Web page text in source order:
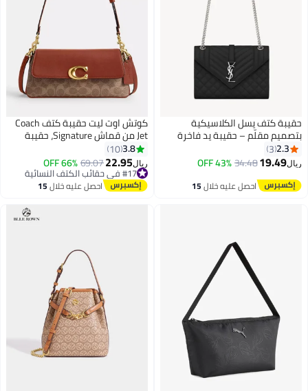
3
حقيبة كتف يسل الكلاسيكية
بتصميم مقلّم – حقيبة يد فاخرة
بسلسلة للنساء – حقيبة أنيقة
للاستخدام اليومي والمكتب والسفر
2.3
3
ريال19.49
34.48
43% OFF
احصل عليه خلال15
كوتش اوت ليت حقيبة كتف Coach
Jet من قماش Signature، حقيبة
كروس نسائية، حقيبة يد نسائية،
حقيبة سفر نسائية، 25 سم - بني
3.8
10
ريال22.95
69.07
66% OFF #17 في حقائب الكتف النسائية
تم بيع +10 مؤخرًا
#17 في حقائب الكتف النسائية احصل عليه خلال15